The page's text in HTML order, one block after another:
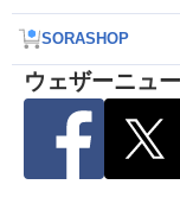
SORASHOP
ウェザーニュ